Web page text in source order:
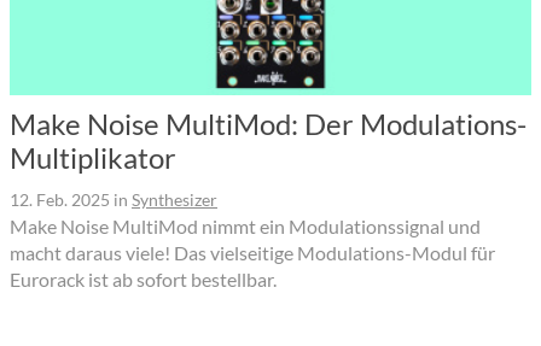
Make Noise MultiMod: Der Modulations-
Multiplikator
12. Feb. 2025 in Synthesizer
Make Noise MultiMod nimmt ein Modulationssignal und
macht daraus viele! Das vielseitige Modulations-Modul für
Eurorack ist ab sofort bestellbar.